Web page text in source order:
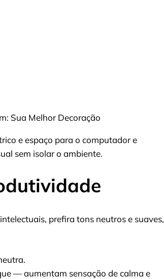
Sua Melhor Decoração
e espaço para o computador e
sem isolar o ambiente.
prefira tons neutros e suaves,
— aumentam sensação de calma e